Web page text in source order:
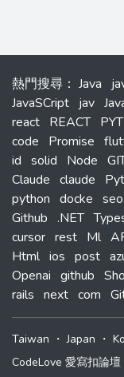
熱門搜尋 ： Java
JavaSCript jav
react REACT
code
Promise
id solid Node
Claude claude
python docke seo
Github .NET
cursor rest Ml
Html ios post
Openai github
rails next com
Taiwan ・Japan ・
CodeLove 愛寫扣論